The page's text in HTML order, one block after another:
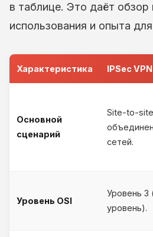
в таблице. Это даёт обзор
использования и опыта
Характеристика IPSec VPN
Основной
сценарий
Site-to-site
сетей.
Уровень OSI
Уровень 3
уровень).